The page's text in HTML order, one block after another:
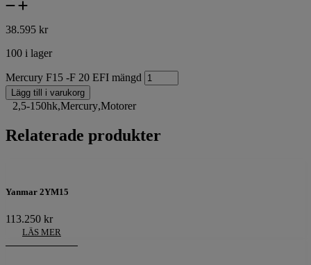
38.595 kr
100 i lager
Mercury F15 -F 20 EFI mängd
Lägg till i varukorg
2,5-150hk,Mercury,Motorer
Relaterade produkter
Yanmar 2YM15
113.250 kr
LÄS MER